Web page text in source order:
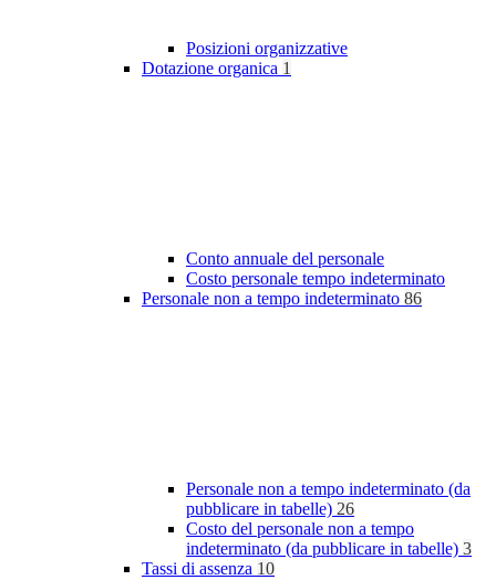
Posizioni organizzative
Dotazione organica 1
Conto annuale del personale
Costo personale tempo indeterminato
Personale non a tempo indeterminato 86
Personale non a tempo indeterminato (da
pubblicare in tabelle) 26
Costo del personale non a tempo
indeterminato (da pubblicare in tabelle) 3
Tassi di assenza 10